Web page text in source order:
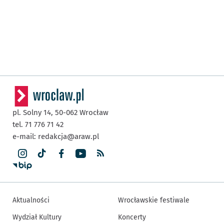
pl. Solny 14, 50-062 Wrocław
tel. 71 776 71 42
e-mail: redakcja@araw.pl
Aktualności
Wydział Kultury
Wrocławskie festiwale
Koncerty